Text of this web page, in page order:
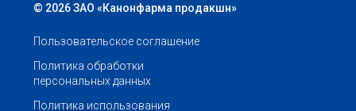
© 2026 ЗАО «Канонфарма продакшн»
Пользовательское соглашение
Политика обработки
персональных данных
Политика использования